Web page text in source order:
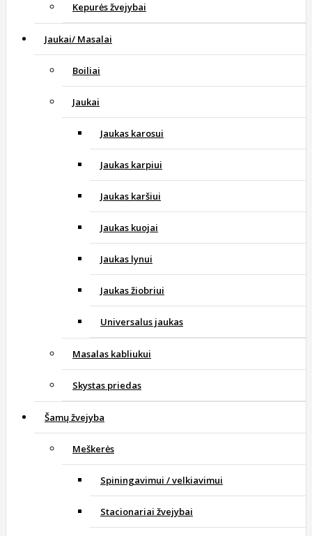
Kepurės žvejybai
Jaukai/ Masalai
Boiliai
Jaukai
Jaukas karosui
Jaukas karpiui
Jaukas karšiui
Jaukas kuojai
Jaukas lynui
Jaukas žiobriui
Universalus jaukas
Masalas kabliukui
Skystas priedas
Šamų žvejyba
Meškerės
Spiningavimui / velkiavimui
Stacionariai žvejybai